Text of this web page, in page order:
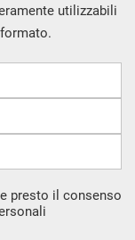
utilizzabili
e presto il consenso